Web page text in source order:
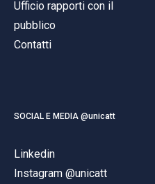
Ufficio rapporti con il
pubblico
Contatti
SOCIAL E MEDIA @unicatt
Linkedin
Instagram @unicatt